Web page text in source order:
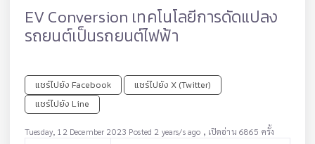
EV Conversion เทคโนโลยีการดัดแปลง
รถยนต์เป็นรถยนต์ไฟฟ้า
แชร์ไปยัง Facebook
แชร์ไปยัง X (Twitter)
แชร์ไปยัง Line
Tuesday, 12 December 2023 Posted 2 years/s ago , เปิดอ่าน 6865 ครั้ง